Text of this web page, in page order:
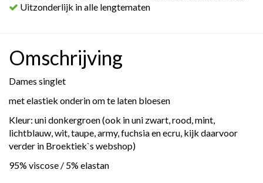
Uitzonderlijk in alle lengtematen
Omschrijving
Dames singlet
met elastiek onderin om te laten bloesen
Kleur: uni donkergroen (ook in uni zwart, rood, mint,
lichtblauw, wit, taupe, army, fuchsia en ecru, kijk daarvoor
verder in Broektiek`s webshop)
95% viscose / 5% elastan